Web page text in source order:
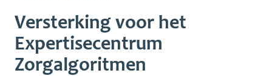
Versterking voor het
Expertisecentrum
Zorgalgoritmen